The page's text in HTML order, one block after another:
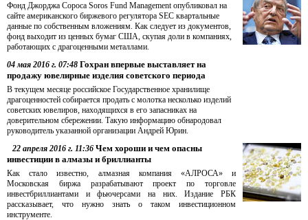
Фонд Джорджа Сороса Soros Fund Management опубликовал на
сайте американского биржевого регулятора SEC квартальные
данные по собственным вложениям. Как следует из документов,
фонд выходит из ценных бумаг США, скупая доли в компаниях,
работающих с драгоценными металлами.
04 мая 2016 г. 07:48 Гохран впервые выставляет на
продажу ювелирные изделия советского периода
В текущем месяце российское Государственное хранилище
драгоценностей собирается продать с молотка несколько изделий
советских ювелиров, находящихся в его запасниках на
доверительном сбережении. Такую информацию обнародовал
руководитель указанной организации Андрей Юрин.
22 апреля 2016 г. 11:36 Чем хороши и чем опасны
инвестиции в алмазы и бриллианты
Как стало известно, алмазная компания «АЛРОСА» и
Московская биржа разрабатывают проект по торговле
инвестбриллиантами и фьючерсами на них. Издание РБК
рассказывает, что нужно знать о таком инвестиционном
инструменте.